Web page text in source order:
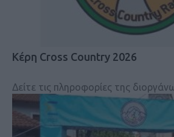
Κέρη Cross Country 2026
Δείτε τις πληροφορίες της